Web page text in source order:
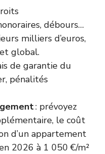
débours…
milliers d’euros,
global.
de garantie du
pénalités
: prévoyez
le coût
d’un appartement
2026 à 1 050 €/m²